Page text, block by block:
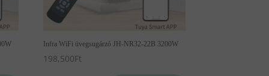
Infra WiFi üvegsugárzó JH-NR32-22B 3200W
198,500Ft